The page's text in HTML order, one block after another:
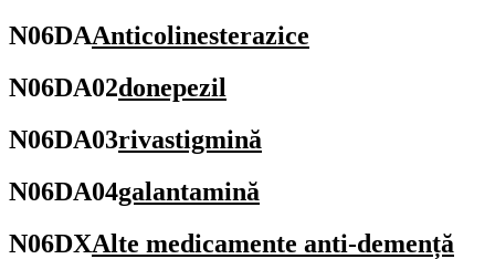
N06DAAnticolinesterazice
N06DA02donepezil
N06DA03rivastigmină
N06DA04galantamină
N06DXAlte medicamente anti-demență